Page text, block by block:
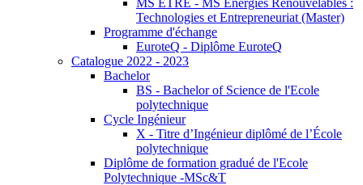
MS ETRE - MS Energies Renouvelables :
Technologies et Entrepreneuriat (Master)
Programme d'échange
EuroteQ - Diplôme EuroteQ
Catalogue 2022 - 2023
Bachelor
BS - Bachelor of Science de l'Ecole
polytechnique
Cycle Ingénieur
X - Titre d’Ingénieur diplômé de l’École
polytechnique
Diplôme de formation gradué de l'Ecole
Polytechnique -MSc&T